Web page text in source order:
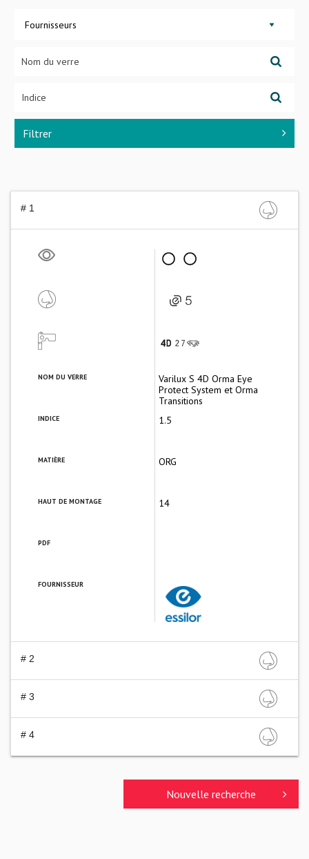
Fournisseurs
Filtrer
# 1
NOM DU VERRE
Varilux S 4D Orma Eye
Protect System et Orma
Transitions
INDICE 1.5
MATIÈRE ORG
HAUT DE MONTAGE 14
PDF
FOURNISSEUR
# 2
# 3
# 4
Nouvelle recherche